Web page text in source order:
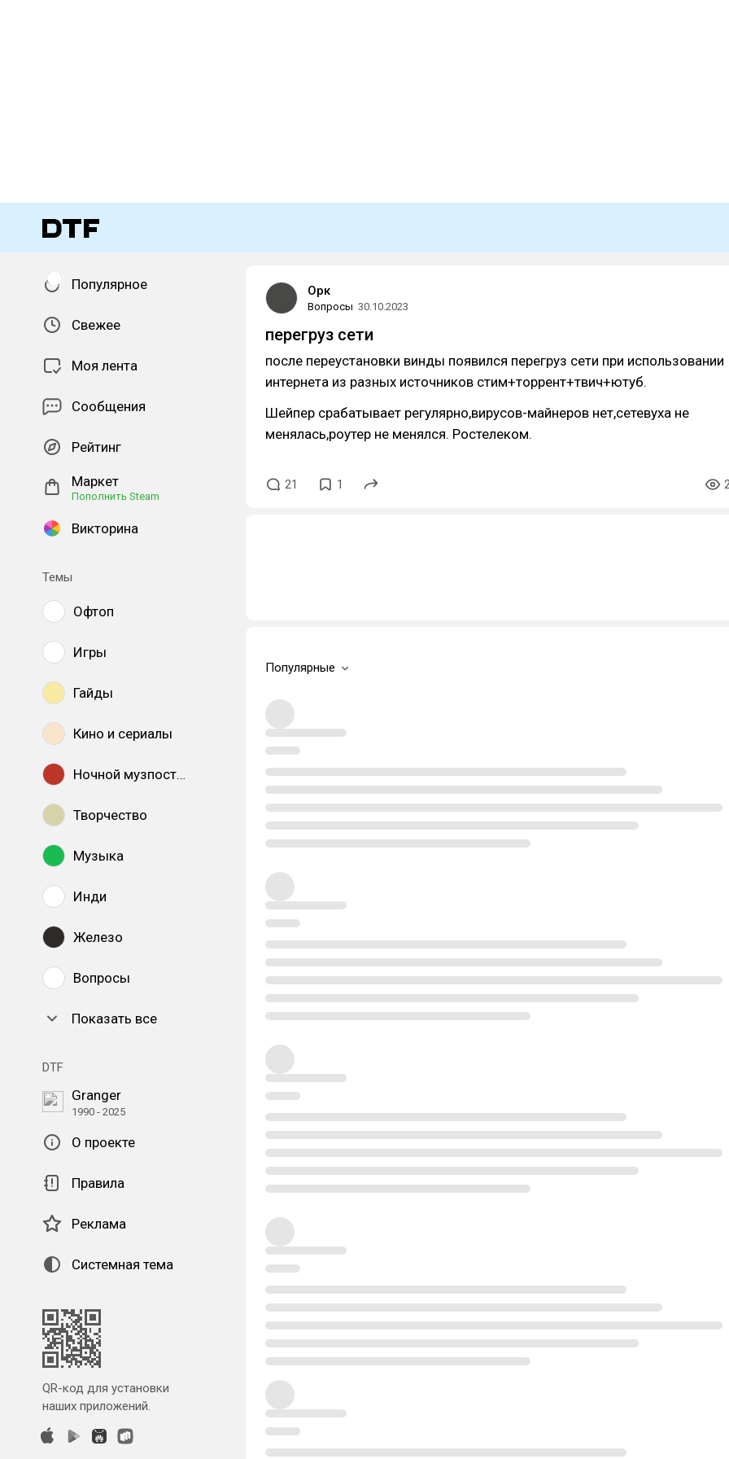
Популярное
Свежее
Моя лента
Сообщения
Рейтинг
Маркет
Пополнить Steam
Викторина
Темы
Офтоп
Игры
Гайды
Кино и сериалы
Ночной музпостинг
Творчество
Музыка
Инди
Железо
Вопросы
Показать все
DTF
Granger
1990 - 2025
О проекте
Правила
Реклама
Системная тема
QR-код для установки
наших приложений.
Орк
Вопросы 30.10.2023
перегруз сети
после переустановки винды появился перегруз сети при использовании
интернета из разных источников стим+торрент+твич+ютуб.
Шейпер срабатывает регулярно,вирусов-майнеров нет,сетевуха не
менялась,роутер не менялся. Ростелеком.
21 1
Популярные